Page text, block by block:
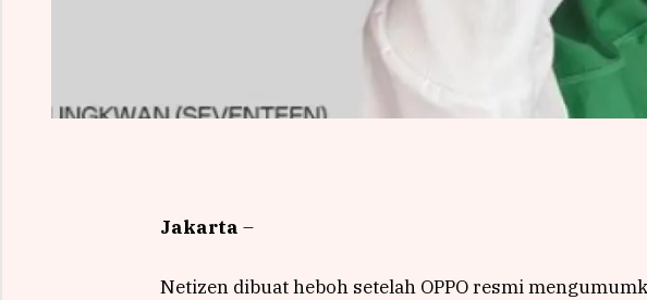
Jakarta –
Netizen dibuat heboh setelah OPPO resmi